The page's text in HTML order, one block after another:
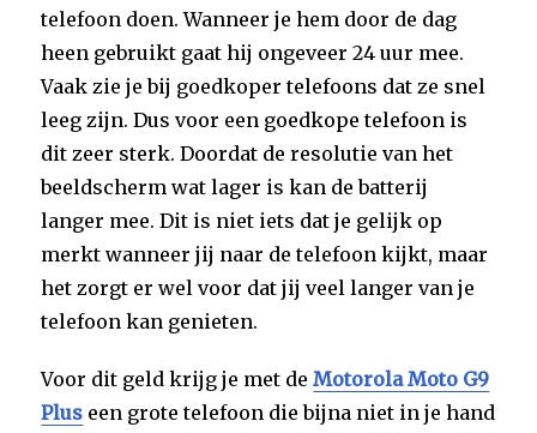
telefoon doen. Wanneer je hem door de dag
heen gebruikt gaat hij ongeveer 24 uur mee.
Vaak zie je bij goedkoper telefoons dat ze snel
leeg zijn. Dus voor een goedkope telefoon is
dit zeer sterk. Doordat de resolutie van het
beeldscherm wat lager is kan de batterij
langer mee. Dit is niet iets dat je gelijk op
merkt wanneer jij naar de telefoon kijkt, maar
het zorgt er wel voor dat jij veel langer van je
telefoon kan genieten.
Voor dit geld krijg je met deMotorola Moto G9
Plus een grote telefoon die bijna niet in je hand